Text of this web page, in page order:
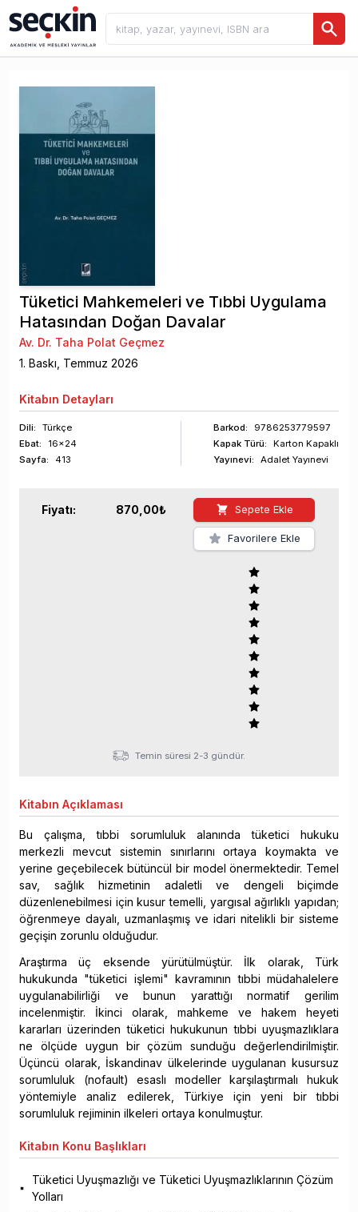
Tüketici Mahkemeleri ve Tıbbi Uygulama
Hatasından Doğan Davalar
Av. Dr. Taha Polat Geçmez
1. Baskı, Temmuz 2026
Kitabın Detayları
Dili:
Türkçe
Ebat:
16x24
Sayfa: 413
Barkod:
9786253779597
Kapak Türü:
Karton Kapaklı
Yayınevi:
Adalet Yayınevi
Fiyatı: 870,00₺ Sepete Ekle
Favorilere Ekle
Temin süresi 2-3 gündür.
Kitabın Açıklaması
Bu çalışma, tıbbi sorumluluk alanında tüketici hukuku
merkezli mevcut sistemin sınırlarını ortaya koymakta ve
yerine geçebilecek bütüncül bir model önermektedir. Temel
sav, sağlık hizmetinin adaletli ve dengeli biçimde
düzenlenebilmesi için kusur temelli, yargısal ağırlıklı yapıdan;
öğrenmeye dayalı, uzmanlaşmış ve idari nitelikli bir sisteme
geçişin zorunlu olduğudur.
Araştırma üç eksende yürütülmüştür. İlk olarak, Türk
hukukunda "tüketici işlemi" kavramının tıbbi müdahalelere
uygulanabilirliği ve bunun yarattığı normatif gerilim
incelenmiştir. İkinci olarak, mahkeme ve hakem heyeti
kararları üzerinden tüketici hukukunun tıbbi uyuşmazlıklara
ne ölçüde uygun bir çözüm sunduğu değerlendirilmiştir.
Üçüncü olarak, İskandinav ülkelerinde uygulanan kusursuz
sorumluluk (nofault) esaslı modeller karşılaştırmalı hukuk
yöntemiyle analiz edilerek, Türkiye için yeni bir tıbbi
sorumluluk rejiminin ilkeleri ortaya konulmuştur.
Kitabın Konu Başlıkları
Tüketici Uyuşmazlığı ve Tüketici Uyuşmazlıklarının Çözüm
Yolları